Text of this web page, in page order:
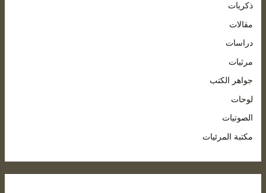
ذكريات
مقالات
دراسات
مرثيات
جواهر الكتب
لوحات
الصوتيات
مكتبة المرئيات